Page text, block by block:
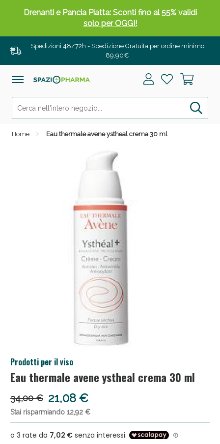
Spedizioni 48/72h - Spedizione Gratuita per ordine minimo
89,90€
Home Eau thermale avene ystheal crema 30 ml
Prodotti per il viso
Eau thermale avene ystheal crema 30 ml
34,00 € 21,08 €
Stai risparmiando 12,92 €
Drenanti e Pancia Piatta: Sconti fino al 55% validi
solo per OGGI!
Salini e Multivitaminici: oggi Sconto extra fino al
50%!
Anticellulite e Fanghi: Sconto fino al 40% valido